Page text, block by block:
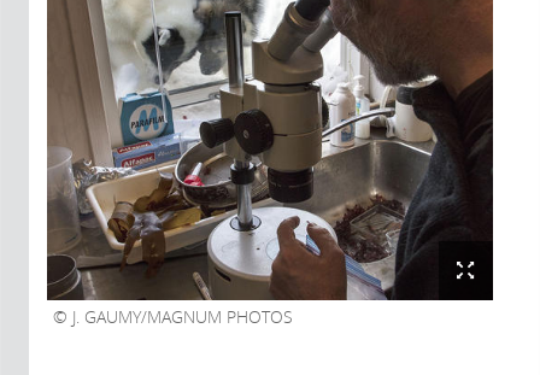
J. GAUMY/MAGNUM PHOTOS